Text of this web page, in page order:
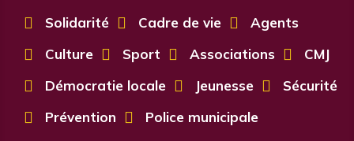

Solidarité  Cadre de vie 
Agents

Culture  Sport  Associations 
CMJ

Démocratie locale  Jeunesse 
Sécurité

Prévention 
Police municipale